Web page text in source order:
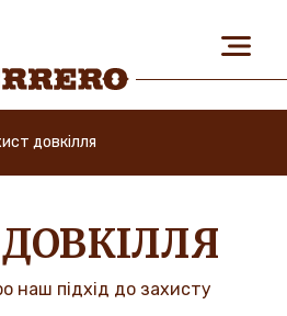
довкілля
наш підхід до захисту